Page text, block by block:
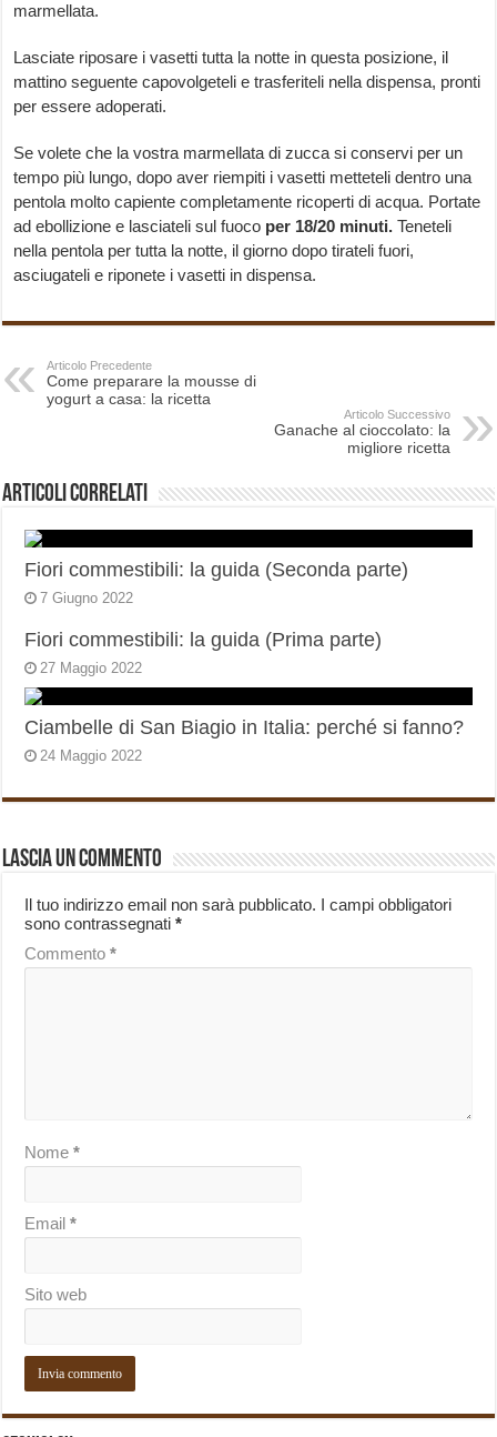
marmellata.
Lasciate riposare i vasetti tutta la notte in questa posizione, il
mattino seguente capovolgeteli e trasferiteli nella dispensa, pronti
per essere adoperati.
Se volete che la vostra marmellata di zucca si conservi per un
tempo più lungo, dopo aver riempiti i vasetti metteteli dentro una
pentola molto capiente completamente ricoperti di acqua. Portate
ad ebollizione e lasciateli sul fuoco per 18/20 minuti. Teneteli
nella pentola per tutta la notte, il giorno dopo tirateli fuori,
asciugateli e riponete i vasetti in dispensa.
Articolo Precedente
Come preparare la mousse di
yogurt a casa: la ricetta
Articolo Successivo
Ganache al cioccolato: la
migliore ricetta
Articoli correlati
Fiori commestibili: la guida (Seconda parte)
7 Giugno 2022
Fiori commestibili: la guida (Prima parte)
27 Maggio 2022
Ciambelle di San Biagio in Italia: perché si fanno?
24 Maggio 2022
Lascia un commento
Il tuo indirizzo email non sarà pubblicato. I campi obbligatori
sono contrassegnati*
Commento*
Nome*
Email*
Sito web